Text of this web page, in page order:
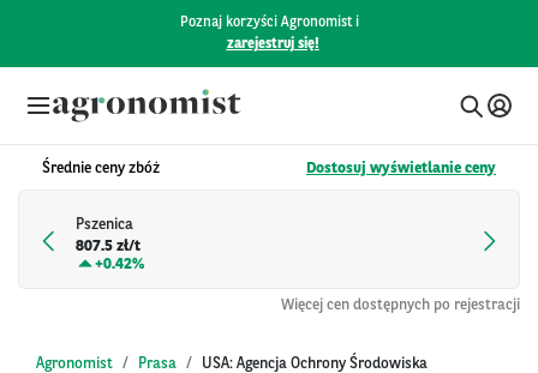
Poznaj korzyści Agronomist i
zarejestruj się!
Średnie ceny zbóż Dostosuj wyświetlanie ceny
Pszenica
807.5 zł/t
+0.42%
Więcej cen dostępnych po rejestracji
Agronomist Prasa
USA: Agencja Ochrony Środowiska